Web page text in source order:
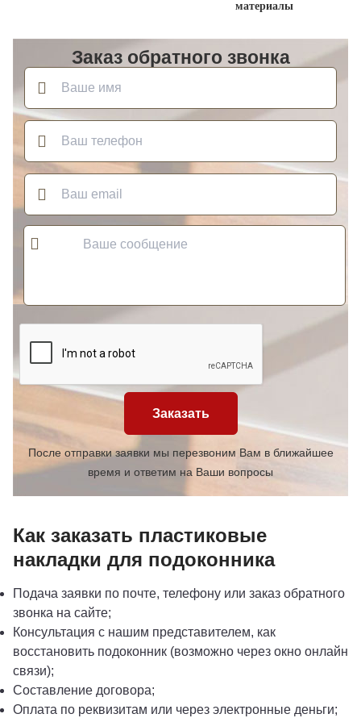
материалы
Заказ обратного звонка
Заказать
После отправки заявки мы перезвоним Вам в ближайшее
время и ответим на Ваши вопросы
Как заказать пластиковые
накладки для подоконника
Подача заявки по почте, телефону или заказ обратного
звонка на сайте;
Консультация с нашим представителем, как
восстановить подоконник (возможно через окно онлайн
связи);
Составление договора;
Оплата по реквизитам или через электронные деньги;